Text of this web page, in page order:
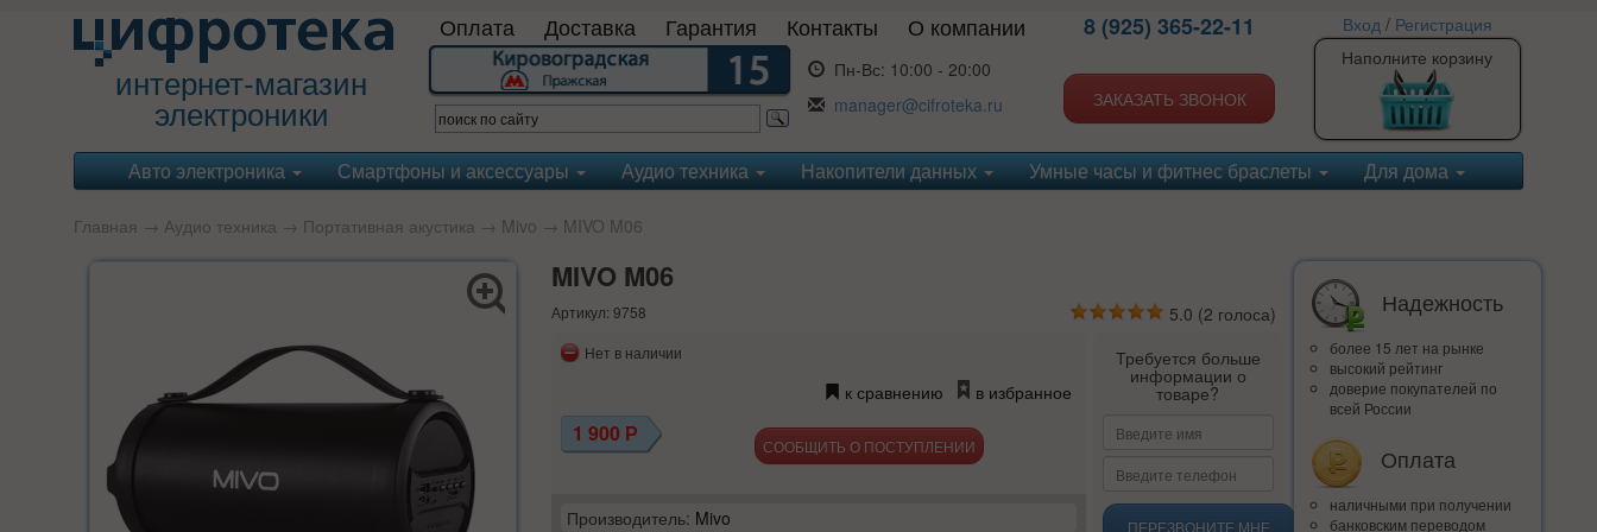
интернет-магазин
электроники
Оплата Доставка Гарантия Контакты О компании
Пн-Вс: 10:00 - 20:00
manager@cifroteka.ru
8 (925) 365-22-11
ЗАКАЗАТЬ ЗВОНОК
Вход/ Регистрация
Наполните корзину
Авто электроника Смартфоны и аксессуары Аудио техника Накопители данных Умные часы и фитнес браслеты Для дома
Главная → Аудио техника → Портативная акустика → Mivo → MIVO M06
MIVO M06
Артикул: 9758 5.0 (2 голоса)
Нет в наличии
к сравнению в избранное
1 900 Р СООБЩИТЬ О ПОСТУПЛЕНИИ
Производитель: Mivo
Требуется больше
информации о
товаре?
ПЕРЕЗВОНИТЕ МНЕ
Надежность
более 15 лет на рынке
высокий рейтинг
доверие покупателей по
всей России
Оплата
наличными при получении
банковским переводом